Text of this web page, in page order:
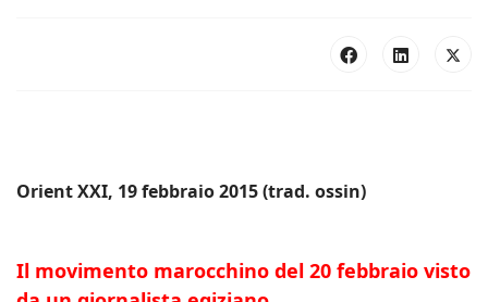
Orient XXI, 19 febbraio 2015 (trad. ossin)
Il movimento marocchino del 20 febbraio visto